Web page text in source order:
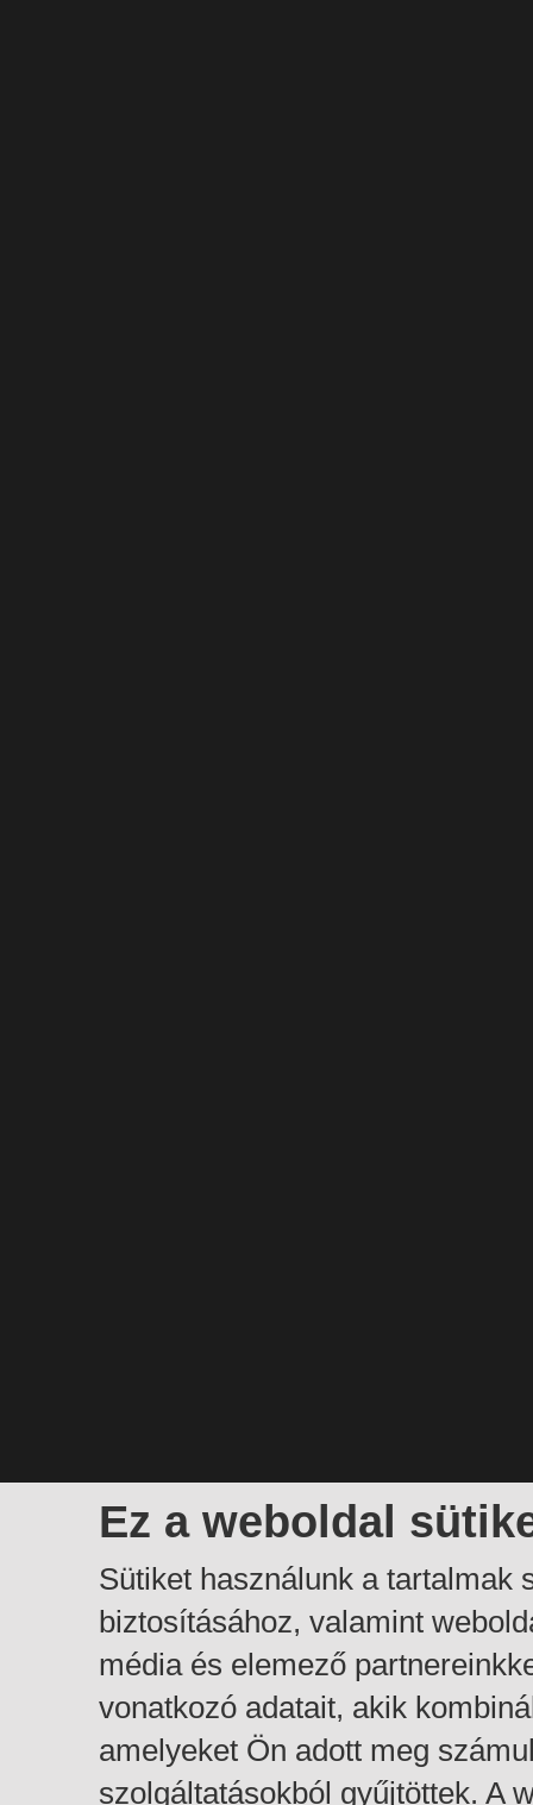
Ez a weboldal
Sütiket használunk a tartalmak
biztosításához, valamint
média és elemező
vonatkozó adatait, akik
amelyeket Ön adott meg
szolgáltatásokból gyűjtöttek. A